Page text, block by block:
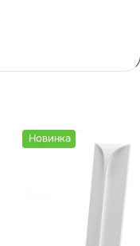
Новинка